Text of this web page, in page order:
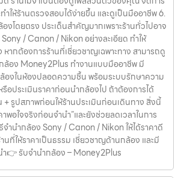
ำให้ร้านตรวจสอบได้ง่ายขึ้น และดูเป็นมืออาชีพ 6.
งโดยตรง ประเด็นสำคัญมากเพราะร้านทั่วไปอาจ
Sony / Canon / Nikon อย่างละเอียด ทำให้
หากต้องการร้านที่เชี่ยวชาญเฉพาะทาง สามารถดู
ล้อง Money2Plus ทำงานแบบมืออาชีพ มี
องในห้องปลอดความชื้น พร้อมระบบรักษาความ
อประเมินราคาก่อนนำกล้องไป ถ้าต้องการได้
รูปสภาพก่อนให้ร้านประเมินก่อนเดินทาง สิ่งนี้
พอใจจริงก่อนจำนำ”และยังช่วยลดเวลาในการ
ำนำกล้อง Sony / Canon / Nikon ให้ได้ราคาดี
ที่ให้ราคาเป็นธรรม เชี่ยวชาญด้านกล้อง และมี
👉 รับจำนำกล้อง – Money2Plus